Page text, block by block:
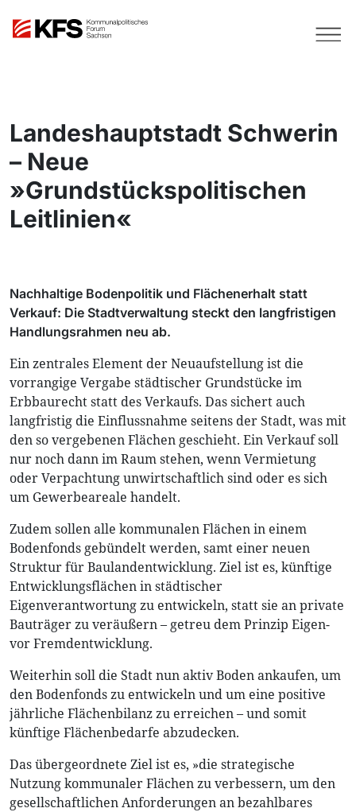
Landeshauptstadt Schwerin
– Neue
»Grundstückspolitischen
Leitlinien«
Nachhaltige Bodenpolitik und Flächenerhalt statt
Verkauf: Die Stadtverwaltung steckt den langfristigen
Handlungsrahmen neu ab.
Ein zentrales Element der Neuaufstellung ist die
vorrangige Vergabe städtischer Grundstücke im
Erbbaurecht statt des Verkaufs. Das sichert auch
langfristig die Einflussnahme seitens der Stadt, was mit
den so vergebenen Flächen geschieht. Ein Verkauf soll
nur noch dann im Raum stehen, wenn Vermietung
oder Verpachtung unwirtschaftlich sind oder es sich
um Gewerbeareale handelt.
Zudem sollen alle kommunalen Flächen in einem
Bodenfonds gebündelt werden, samt einer neuen
Struktur für Baulandentwicklung. Ziel ist es, künftige
Entwicklungsflächen in städtischer
Eigenverantwortung zu entwickeln, statt sie an private
Bauträger zu veräußern – getreu dem Prinzip Eigen-
vor Fremdentwicklung.
Weiterhin soll die Stadt nun aktiv Boden ankaufen, um
den Bodenfonds zu entwickeln und um eine positive
jährliche Flächenbilanz zu erreichen – und somit
künftige Flächenbedarfe abzudecken.
Das übergeordnete Ziel ist es, »die strategische
Nutzung kommunaler Flächen zu verbessern, um den
gesellschaftlichen Anforderungen an bezahlbares